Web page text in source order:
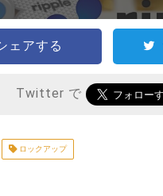
ェアする
Twitter で
ロックアップ